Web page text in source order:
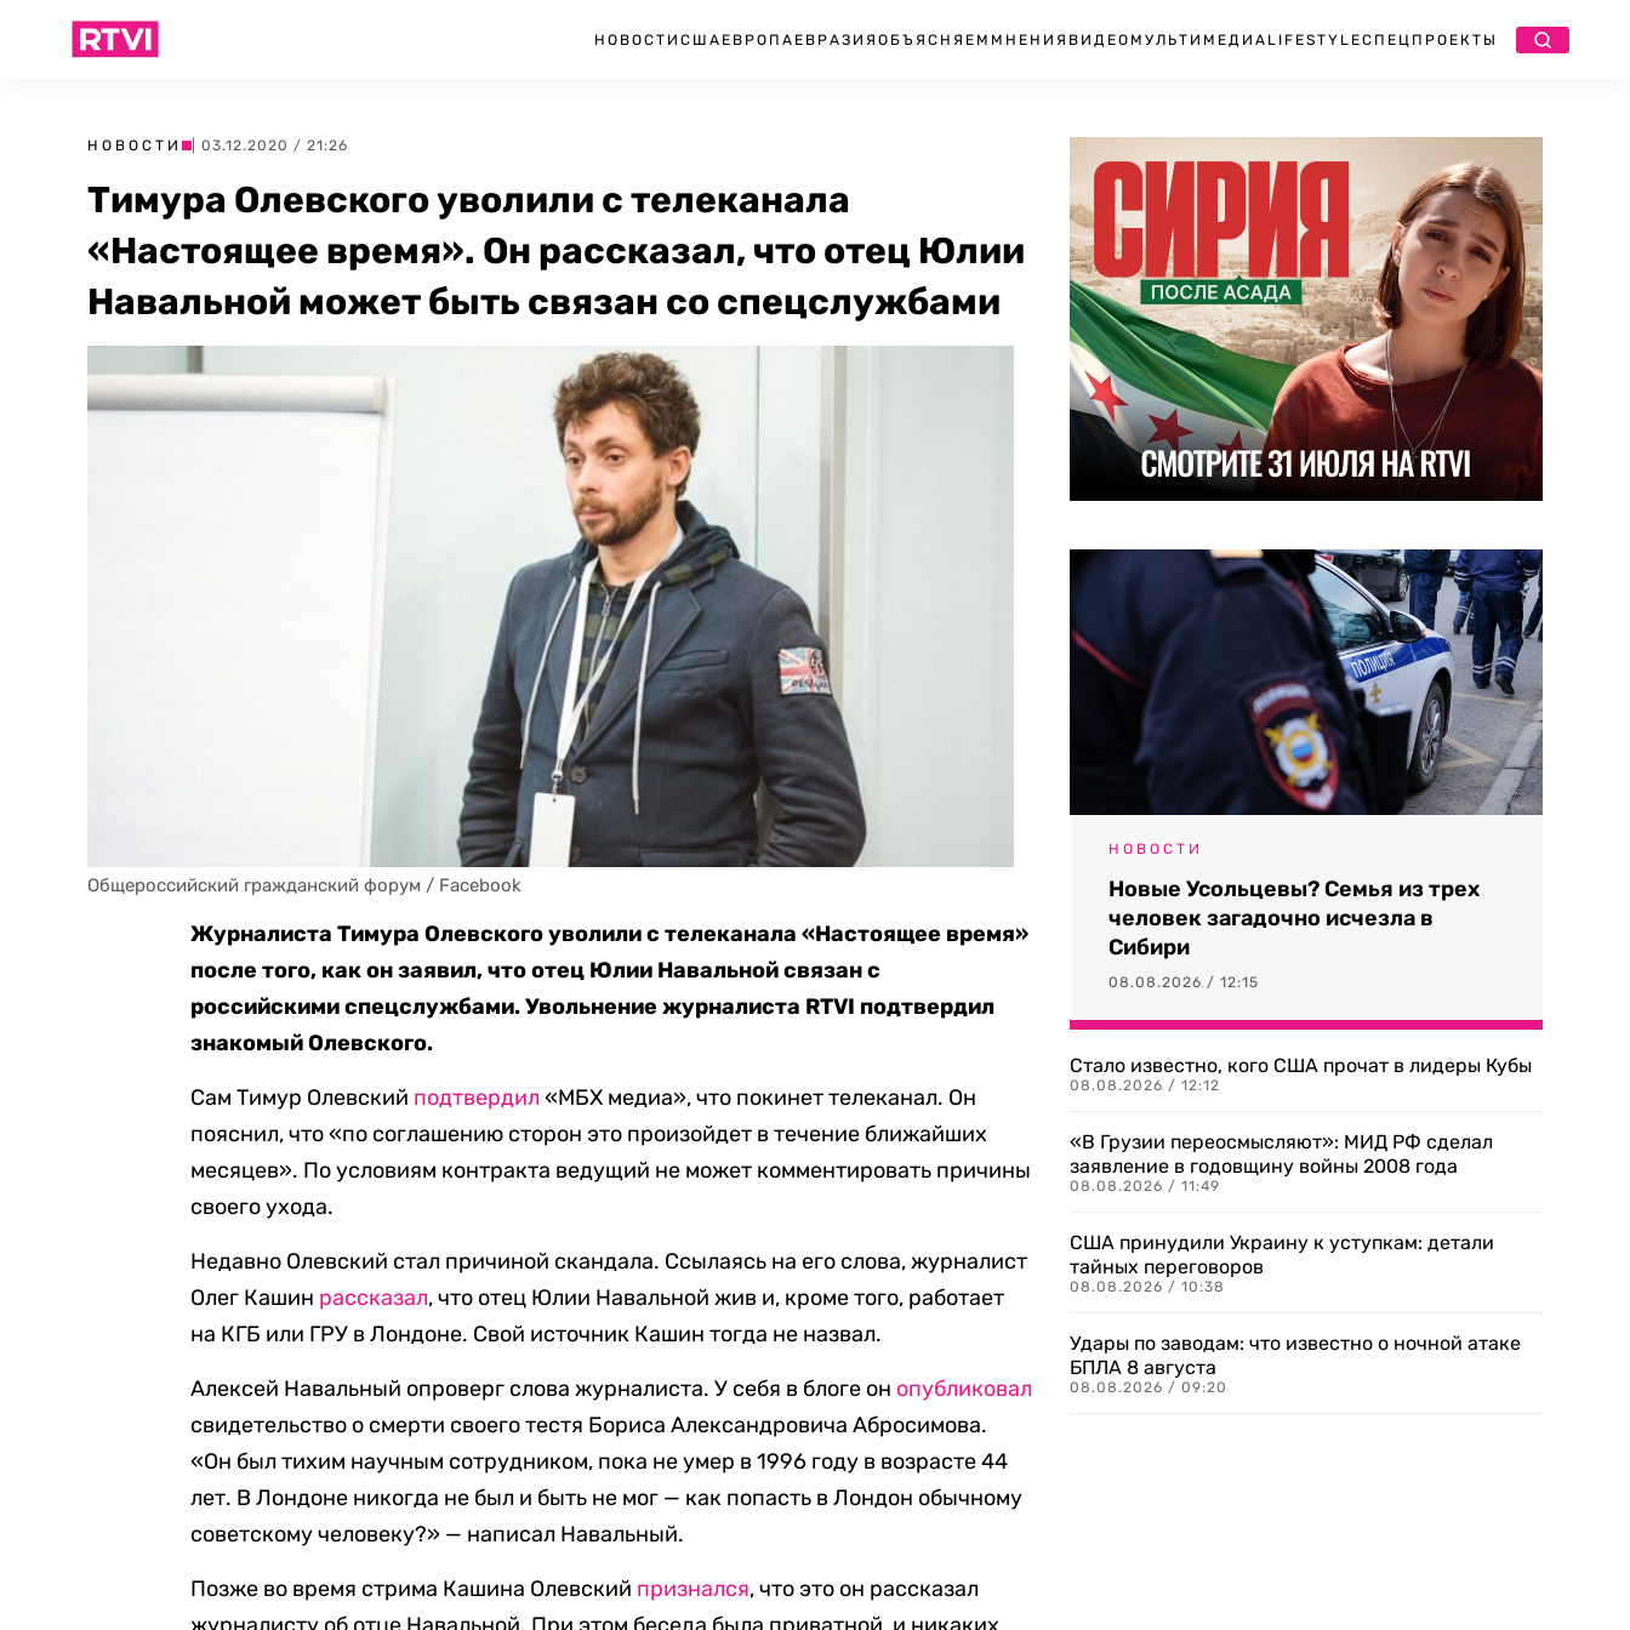
НОВОСТИ США ЕВРОПА ЕВРАЗИЯ ОБЪЯСНЯЕМ МНЕНИЯ ВИДЕО МУЛЬТИМЕДИА LIFESTYLEСПЕЦПРОЕКТЫ
НОВОСТИ | 03.12.2020 / 21:26
Тимура Олевского уволили с телеканала
«Настоящее время». Он рассказал, что отец Юлии
Навальной может быть связан со спецслужбами
Общероссийский гражданский форум / Facebook
Журналиста Тимура Олевского уволили с телеканала «Настоящее время»
после того, как он заявил, что отец Юлии Навальной связан с
российскими спецслужбами. Увольнение журналиста RTVI подтвердил
знакомый Олевского.
Сам Тимур Олевский подтвердил «МБХ медиа», что покинет телеканал. Он
пояснил, что «по соглашению сторон это произойдет в течение ближайших
месяцев». По условиям контракта ведущий не может комментировать причины
своего ухода.
Недавно Олевский стал причиной скандала. Ссылаясь на его слова, журналист
Олег Кашин рассказал, что отец Юлии Навальной жив и, кроме того, работает
на КГБ или ГРУ в Лондоне. Свой источник Кашин тогда не назвал.
Алексей Навальный опроверг слова журналиста. У себя в блоге он опубликовал
свидетельство о смерти своего тестя Бориса Александровича Абросимова.
«Он был тихим научным сотрудником, пока не умер в 1996 году в возрасте 44
лет. В Лондоне никогда не был и быть не мог — как попасть в Лондон обычному
советскому человеку?» — написал Навальный.
Позже во время стрима Кашина Олевский признался, что это он рассказал
НОВОСТИ
Новые Усольцевы? Семья из трех
человек загадочно исчезла в
Сибири
08.08.2026 / 12:15
Стало известно, кого США прочат в лидеры Кубы
08.08.2026 / 12:12
«В Грузии переосмысляют»: МИД РФ сделал
заявление в годовщину войны 2008 года
08.08.2026 / 11:49
США принудили Украину к уступкам: детали
тайных переговоров
08.08.2026 / 10:38
Удары по заводам: что известно о ночной атаке
БПЛА 8 августа
08.08.2026 / 09:20